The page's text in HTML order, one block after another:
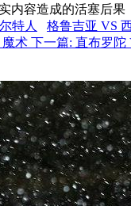
内容造成的活塞后
特人 格鲁吉亚 VS
魔术 下一篇: 直布罗陀